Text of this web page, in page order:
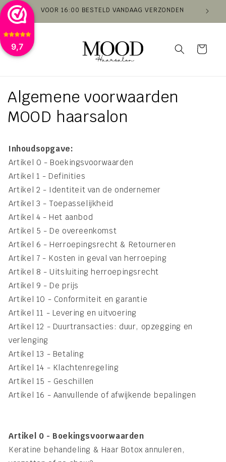
9,7
Meteen
naar de
content
VOOR 16:00 BESTELD VANDAAG VERZONDEN
Winkelwagen
Algemene voorwaarden
MOOD haarsalon
Inhoudsopgave:
Artikel 0 - Boekingsvoorwaarden
Artikel 1 - Definities
Artikel 2 - Identiteit van de ondernemer
Artikel 3 - Toepasselijkheid
Artikel 4 - Het aanbod
Artikel 5 - De overeenkomst
Artikel 6 - Herroepingsrecht & Retourneren
Artikel 7 - Kosten in geval van herroeping
Artikel 8 - Uitsluiting herroepingsrecht
Artikel 9 - De prijs
Artikel 10 - Conformiteit en garantie
Artikel 11 - Levering en uitvoering
Artikel 12 - Duurtransacties: duur, opzegging en
verlenging
Artikel 13 - Betaling
Artikel 14 - Klachtenregeling
Artikel 15 - Geschillen
Artikel 16 - Aanvullende of afwijkende bepalingen
Artikel 0 - Boekingsvoorwaarden
Keratine behandeling & Haar Botox annuleren,